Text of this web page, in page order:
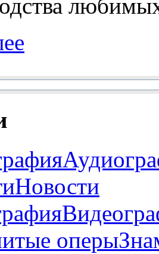
Новости